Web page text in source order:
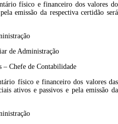
físico e financeiro dos valores do
emissão da respectiva certidão será
de Administração
– Chefe de Contabilidade
físico e financeiro dos valores das
ativos e passivos e pela emissão da